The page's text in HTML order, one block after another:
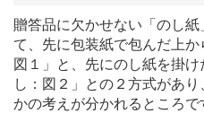
贈答品に欠かせない「のし
て、先に包装紙で包んだ上
図１」と、先にのし紙を掛
し：図２」との２方式があ
かの考えが分かれるところで